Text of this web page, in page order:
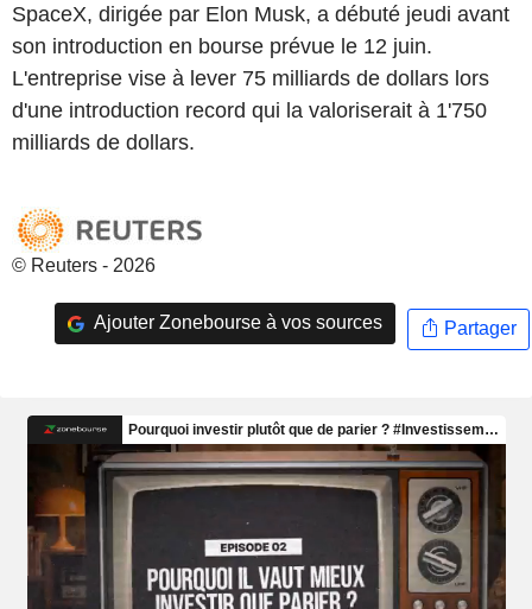
SpaceX, dirigée par Elon Musk, a débuté jeudi avant
son introduction en bourse prévue le 12 juin.
L'entreprise vise à lever 75 milliards de dollars lors
d'une introduction record qui la valoriserait à 1'750
milliards de dollars.
© Reuters - 2026
Ajouter Zonebourse à vos sources Partager